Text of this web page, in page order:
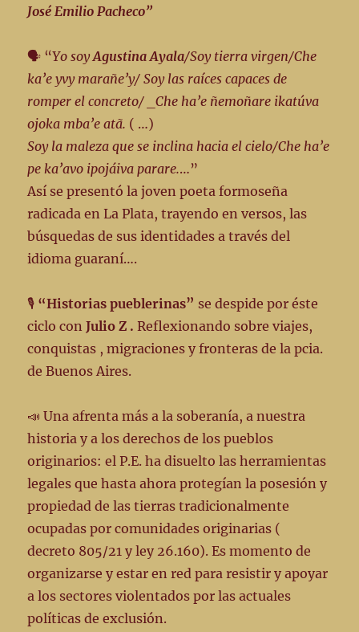
José Emilio Pacheco”
🗣️ “Yo soyAgustina Ayala/Soy tierra virgen/Che
ka’e yvy marañe’y/ Soy las raíces capaces de
romper el concreto/ _Che ha’e ñemoñare ikatúva
ojoka mba’e atã. ( …)
Soy la maleza que se inclina hacia el cielo/Che ha’e
pe ka’avo ipojáiva parare.…”
Así se presentó la joven poeta formoseña
radicada en La Plata, trayendo en versos, las
búsquedas de sus identidades a través del
idioma guaraní….
🎙️ “Historias pueblerinas” se despide por éste
ciclo con Julio Z . Reflexionando sobre viajes,
conquistas , migraciones y fronteras de la pcia.
de Buenos Aires.
📣 Una afrenta más a la soberanía, a nuestra
historia y a los derechos de los pueblos
originarios: el P.E. ha disuelto las herramientas
legales que hasta ahora protegían la posesión y
propiedad de las tierras tradicionalmente
ocupadas por comunidades originarias (
decreto 805/21 y ley 26.160). Es momento de
organizarse y estar en red para resistir y apoyar
a los sectores violentados por las actuales
políticas de exclusión.